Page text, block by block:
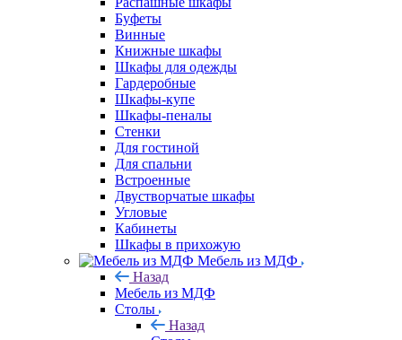
Буфеты
Винные
Книжные шкафы
Шкафы для одежды
Гардеробные
Шкафы-купе
Шкафы-пеналы
Стенки
Для гостиной
Для спальни
Встроенные
Двустворчатые шкафы
Угловые
Кабинеты
Шкафы в прихожую
Мебель из МДФ
Назад
Мебель из МДФ
Столы
Назад